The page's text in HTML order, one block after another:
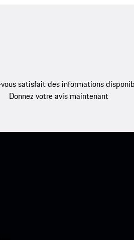
satisfait des informations
Donnez votre avis maintenant